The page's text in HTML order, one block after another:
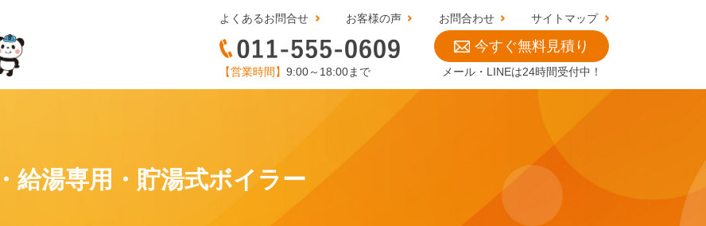
よくあるお問合せ お客様の声 お問合わせ サイトマップ
【営業時間】 9:00～18:00まで
今すぐ無料見積り
メール・LINEは24時間受付中！
湯専用・貯湯式ボイラー